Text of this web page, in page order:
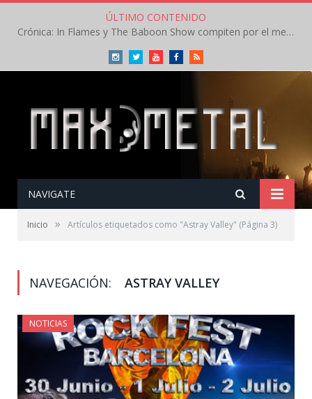
ÚLTIMO CONTENIDO
Crónica: In Flames y The Baboon Show compiten por el mejor concierto del día en el Leyendas del Rock – Viernes – Agosto 2026
InstagramTwitterYoutubeFacebookRSS
NAVIGATE
Inicio » Artículos etiquetados como "Astray Valley" (Página 3)
NAVEGACIÓN: ASTRAY VALLEY
NOTICIAS